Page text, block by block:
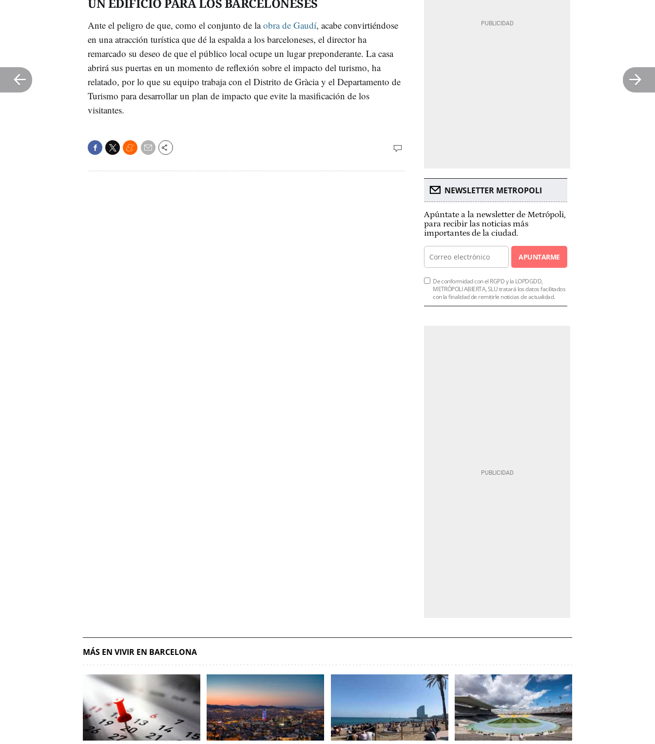
Ante el peligro de que, como el conjunto de laobra de Gaudí, acabe convirtiéndose
en una atracción turística que dé la espalda a los barceloneses, el director ha
remarcado su deseo de que el público local ocupe un lugar preponderante. La casa
abrirá sus puertas en un momento de reflexión sobre el impacto del turismo, ha
relatado, por lo que su equipo trabaja con el Distrito de Gràcia y el Departamento de
Turismo para desarrollar un plan de impacto que evite la masificación de los
visitantes.
NEWSLETTER METROPOLI
Apúntate a la newsletter de Metrópoli,
para recibir las noticias más
importantes de la ciudad.
APUNTARME
De conformidad con el RGPD y la LOPDGDD,
METRÓPOLI ABIERTA, SLU tratará los datos facilitados
con la finalidad de remitirle noticias de actualidad.
MÁS EN VIVIR EN BARCELONA